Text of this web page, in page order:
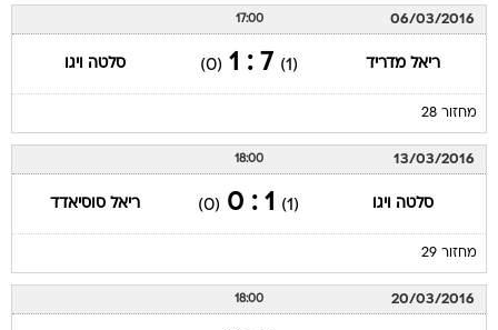
06/03/2016
17:00
ריאל מדריד (1)
7 : 1
(0) סלטה ויגו
מחזור 28
13/03/2016
18:00
סלטה ויגו (1)
1 : 0
(0) ריאל סוסיאדד
מחזור 29
20/03/2016
18:00